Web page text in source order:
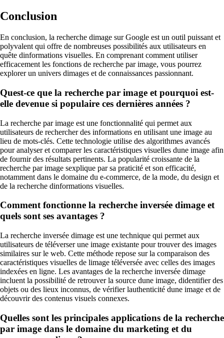
Conclusion
En conclusion, la recherche dimage sur Google est un outil puissant et
polyvalent qui offre de nombreuses possibilités aux utilisateurs en
quête dinformations visuelles. En comprenant comment utiliser
efficacement les fonctions de recherche par image, vous pourrez
explorer un univers dimages et de connaissances passionnant.
Quest-ce que la recherche par image et pourquoi est-
elle devenue si populaire ces dernières années ?
La recherche par image est une fonctionnalité qui permet aux
utilisateurs de rechercher des informations en utilisant une image au
lieu de mots-clés. Cette technologie utilise des algorithmes avancés
pour analyser et comparer les caractéristiques visuelles dune image afin
de fournir des résultats pertinents. La popularité croissante de la
recherche par image sexplique par sa praticité et son efficacité,
notamment dans le domaine du e-commerce, de la mode, du design et
de la recherche dinformations visuelles.
Comment fonctionne la recherche inversée dimage et
quels sont ses avantages ?
La recherche inversée dimage est une technique qui permet aux
utilisateurs de téléverser une image existante pour trouver des images
similaires sur le web. Cette méthode repose sur la comparaison des
caractéristiques visuelles de limage téléversée avec celles des images
indexées en ligne. Les avantages de la recherche inversée dimage
incluent la possibilité de retrouver la source dune image, didentifier des
objets ou des lieux inconnus, de vérifier lauthenticité dune image et de
découvrir des contenus visuels connexes.
Quelles sont les principales applications de la recherche
par image dans le domaine du marketing et du